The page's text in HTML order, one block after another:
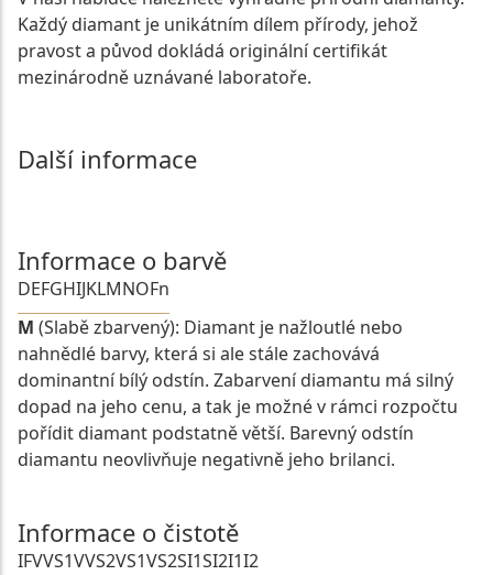
Každý diamant je unikátním dílem přírody, jehož
pravost a původ dokládá originální certifikát
mezinárodně uznávané laboratoře.
Další informace
Informace o barvě
DEFGHIJKLMNOFn
M (Slabě zbarvený): Diamant je nažloutlé nebo
nahnědlé barvy, která si ale stále zachovává
dominantní bílý odstín. Zabarvení diamantu má silný
dopad na jeho cenu, a tak je možné v rámci rozpočtu
pořídit diamant podstatně větší. Barevný odstín
diamantu neovlivňuje negativně jeho brilanci.
Informace o čistotě
IFVVS1VVS2VS1VS2SI1SI2I1I2